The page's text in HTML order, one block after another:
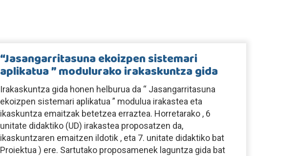
“Jasangarritasuna ekoizpen sistemari
aplikatua ” modulurako irakaskuntza gida
Irakaskuntza gida honen helburua da “ Jasangarritasuna
ekoizpen sistemari aplikatua ” modulua irakastea eta
ikaskuntza emaitzak betetzea erraztea. Horretarako , 6
unitate didaktiko (UD) irakastea proposatzen da,
ikaskuntzaren emaitzen ildotik , eta 7. unitate didaktiko bat
Proiektua ) ere. Sartutako proposamenek laguntza gida bat